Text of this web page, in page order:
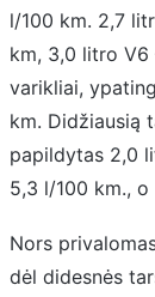
l/100 km. 2,7
km, 3,0 litro V6
varikliai,
km. Didžiausią
papildytas 2,0
5,3 l/100 km.,
Nors
dėl didesnės